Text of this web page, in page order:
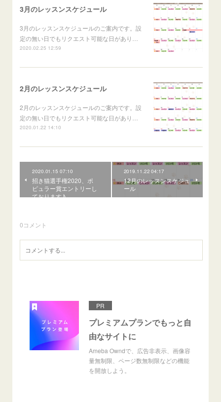
3月のレッスンスケジュール
3月のレッスンスケジュールのご案内です。設
定の無い日でもリクエスト可能な日があり…
2020.02.25 12:59
2月のレッスンスケジュール
2月のレッスンスケジュールのご案内です。設
定の無い日でもリクエスト可能な日があり…
2020.01.22 14:10
2020.01.15 07:10
招き猫選手権2020、ポ
ピュラー賞エントリーし
ております♪
2019.11.22 04:17
12月のレッスンスケジュ
ール
0コメント
PR
プレミアムプランでもっと自
由なサイトに
Ameba Owndで、広告非表示、画像容
量無制限、ページ数無制限などの機能
を開放しよう。